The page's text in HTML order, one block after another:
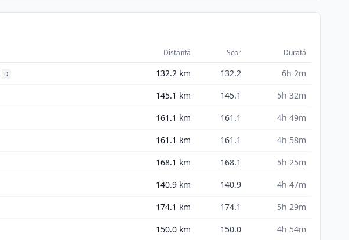
Distanță Scor Durată
D 132.2 km 132.2
6h 2m
145.1 km 145.1
5h 32m
161.1 km 161.1
4h 49m
161.1 km 161.1
4h 58m
168.1 km 168.1
5h 25m
140.9 km 140.9
4h 47m
174.1 km 174.1
5h 29m
150.0 km 150.0 4h 54m